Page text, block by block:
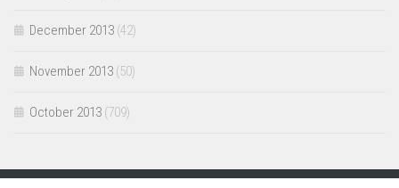
December 2013 (42)
November 2013 (50)
October 2013 (709)